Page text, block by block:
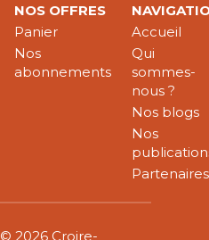
NOS OFFRES
Panier
Nos
abonnements
Accueil
Qui
sommes-
nous ?
Nos blogs
Nos
Partenaires
© 2026 Croire-